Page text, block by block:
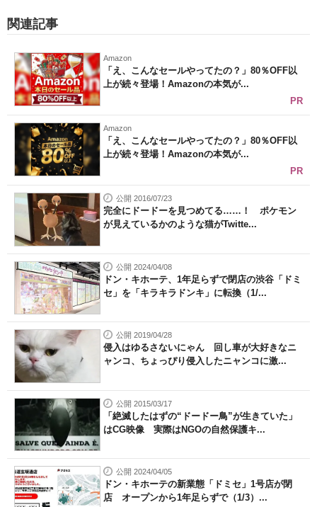
関連記事
Amazon
「え、こんなセールやってたの？」80％OFF以
上が続々登場！Amazonの本気が...
PR
Amazon
「え、こんなセールやってたの？」80％OFF以
上が続々登場！Amazonの本気が...
PR
公開 2016/07/23
完全にドードーを見つめてる……！ ポケモン
が見えているかのような猫がTwitte...
公開 2024/04/08
ドン・キホーテ、1年足らずで閉店の渋谷「ドミ
セ」を「キラキラドンキ」に転換（1/...
公開 2019/04/28
侵入はゆるさないにゃん 回し車が大好きなニ
ャンコ、ちょっぴり侵入したニャンコに激...
公開 2015/03/17
「絶滅したはずの“ドードー鳥”が生きていた」
はCG映像 実際はNGOの自然保護キ...
公開 2024/04/05
ドン・キホーテの新業態「ドミセ」1号店が閉
店 オープンから1年足らずで（1/3）...